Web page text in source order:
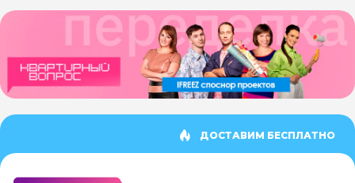
ДОСТАВИМ БЕСПЛАТНО